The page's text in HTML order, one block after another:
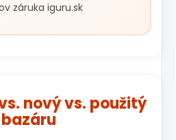
záruka iguru.sk
nový vs. použitý